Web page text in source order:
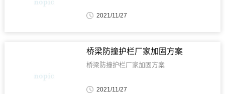
2021/11/27
桥梁防撞护栏厂家加固方案
桥梁防撞护栏厂家加固方案
2021/11/27